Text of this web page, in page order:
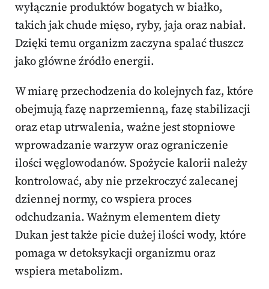
wyłącznie produktów bogatych w białko,
takich jak chude mięso, ryby, jaja oraz nabiał.
Dzięki temu organizm zaczyna spalać tłuszcz
jako główne źródło energii.
W miarę przechodzenia do kolejnych faz, które
obejmują fazę naprzemienną, fazę stabilizacji
oraz etap utrwalenia, ważne jest stopniowe
wprowadzanie warzyw oraz ograniczenie
ilości węglowodanów. Spożycie kalorii należy
kontrolować, aby nie przekroczyć zalecanej
dziennej normy, co wspiera proces
odchudzania. Ważnym elementem diety
Dukan jest także picie dużej ilości wody, które
pomaga w detoksykacji organizmu oraz
wspiera metabolizm.